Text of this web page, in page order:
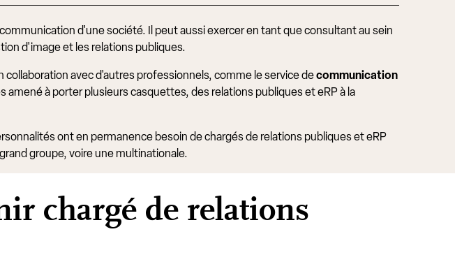
d'une société. Il peut aussi exercer en tant que consultant au sein
d'image et les relations publiques.
avec d'autres professionnels, comme le service decommunication
à porter plusieurs casquettes, des relations publiques et eRP à la
ont en permanence besoin de chargés de relations publiques et eRP
groupe, voire une multinationale.
chargé de relations